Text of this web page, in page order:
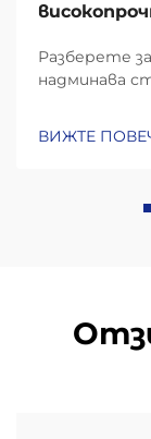
Разберете
надминава
Идеални за
ВИЖТЕ